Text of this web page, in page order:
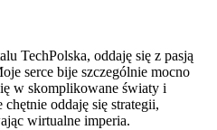
TechPolska, oddaję się z pasją
serce bije szczególnie mocno
w skomplikowane światy i
oddaję się strategii,
wirtualne imperia.